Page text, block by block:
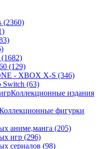
(2360)
(129)
- XBOX X-S (346)
Switch (63)
Коллекционные издания
фигурки
аниме,манга (205)
игр (296)
сериалов (98)